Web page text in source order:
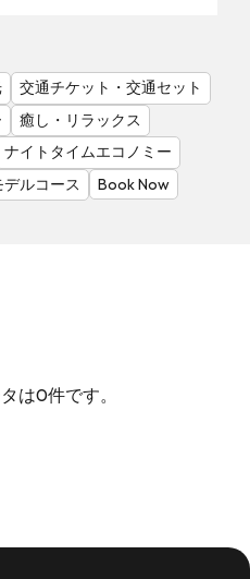
交通チケット・交通セット
癒し・リラックス
ナイトタイムエコノミー
デルコース Book Now
は0件です。